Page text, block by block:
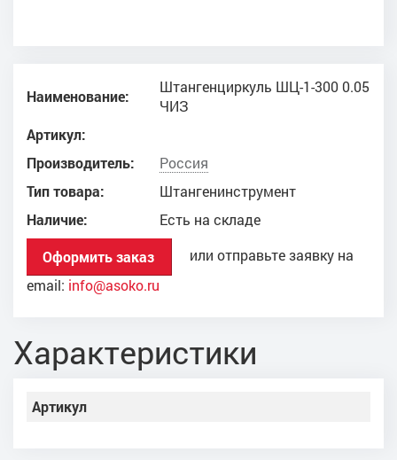
Наименование:
Штангенциркуль ШЦ-1-300 0.05
ЧИЗ
Артикул:
Производитель:
Россия
Тип товара:
Штангенинструмент
Наличие:
Есть на складе
Оформить заказ
или отправьте заявку на
email: info@asoko.ru
Характеристики
Артикул